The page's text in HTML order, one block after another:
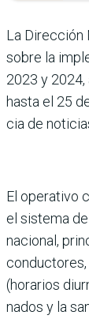
La Dirección
sobre la
2023 y
hasta el 25
cia de
El operativo
el sistema
nacional,
(horarios
nados y la